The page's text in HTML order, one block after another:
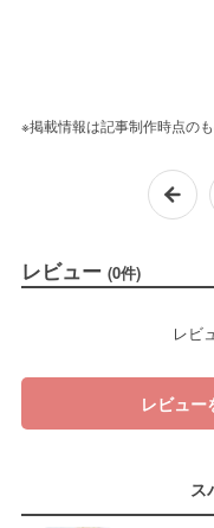
※掲載情報は記事制作時点の
レビュー (0件)
レビ
レビュー
ス